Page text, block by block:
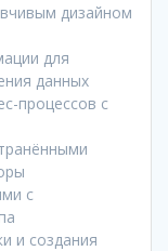
дизайном
для
данных
процессов с
с
и создания